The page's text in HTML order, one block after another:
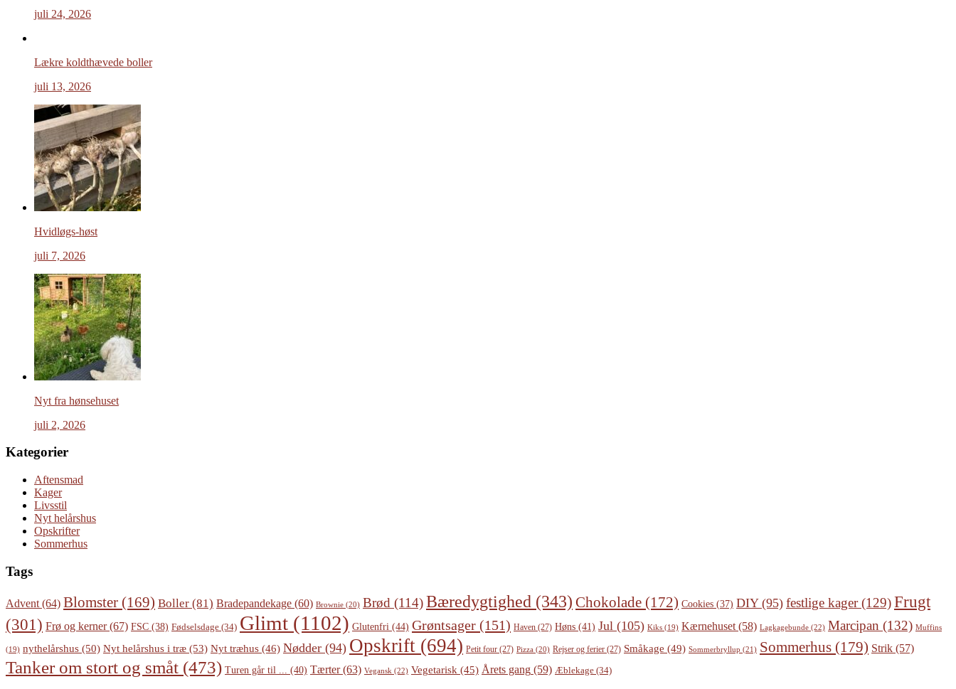
juli 24, 2026
Lækre koldthævede boller
juli 13, 2026
Hvidløgs-høst
juli 7, 2026
Nyt fra hønsehuset
juli 2, 2026
Kategorier
Aftensmad
Kager
Livsstil
Nyt helårshus
Opskrifter
Sommerhus
Tags
Advent (64) Blomster (169) Boller (81) Bradepandekage (60) Brownie (20) Brød (114)Bæredygtighed (343) Chokolade (172) Cookies (37) DIY(95) festlige kager(129)Frugt
(301) Frø og kerner(67) FSC (38) Fødselsdage (34) Glimt (1102) Glutenfri (44) Grøntsager (151) Haven (27) Høns (41) Jul (105) Kiks (19) Kærnehuset (58) Lagkagebunde (22) Marcipan (132) Muffins
(19) nythelårshus (50) Nyt helårshus i træ (53) Nyt træhus (46) Nødder (94) Opskrift (694) Petit four (27) Pizza (20) Rejser og ferier (27) Småkage (49) Sommerbryllup (21) Sommerhus (179) Strik (57)
Tanker om stort og småt (473) Turen går til ... (40) Tærter(63) Vegansk (22) Vegetarisk (45) Årets gang (59) Æblekage (34)